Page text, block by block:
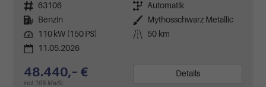
Fahrzeugnr. 63106 Getriebe Automatik
Kraftstoff
Benzin Außenfarbe
Mythosschwarz Metallic
Leistung
110 kW (150 PS) Kilometerstand
50 km
11.05.2026
48.440,– €
incl. 19% MwSt.
Details